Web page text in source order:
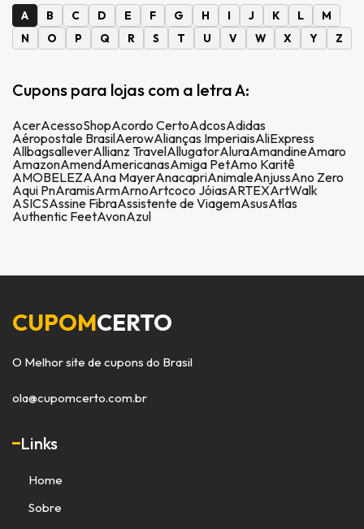
A B C D E F G H I J K L
M
N
O P Q R S T U V W X Y Z
Cupons para lojas com a letra A:
AcerAcessoShopAcordo CertoAdcosAdidas
Aéropostale BrasilAerowAlianças ImperiaisAliExpress
AllbagsalleverAllianz TravelAllugatorAluraAmandineAmaro
AmazonAmendAmericanasAmiga PetAmo Karitê
AMOBELEZAAna MayerAnacapriAnimaleAnjussAno Zero
Aqui PnAramisArmArnoArtcoco JóiasARTEXArtWalk
ASICSAssine FibraAssistente de ViagemAsusAtlas
Authentic FeetAvonAzul
CUPOMCERTO
O Melhor site de cupons do Brasil
ola@cupomcerto.com.br
Links
Home
Sobre